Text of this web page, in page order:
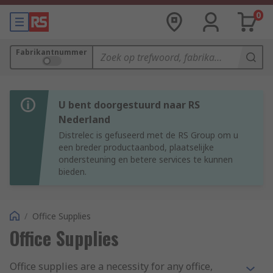
0
Fabrikantnummer
U bent doorgestuurd naar RS
Nederland
Distrelec is gefuseerd met de RS Group om u
een breder productaanbod, plaatselijke
ondersteuning en betere services te kunnen
bieden.
/ Office Supplies
Office Supplies
Office supplies are a necessity for any office,